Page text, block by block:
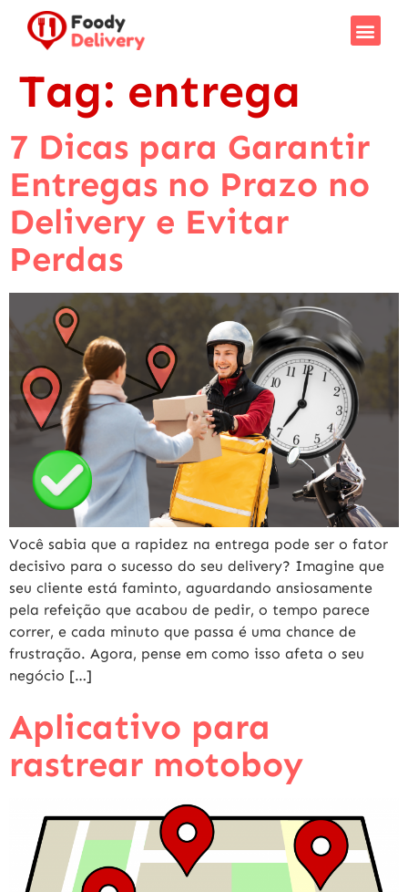
Tag: entrega
7 Dicas para Garantir
Entregas no Prazo no
Delivery e Evitar
Perdas
Você sabia que a rapidez na entrega pode ser o fator
decisivo para o sucesso do seu delivery? Imagine que
seu cliente está faminto, aguardando ansiosamente
pela refeição que acabou de pedir, o tempo parece
correr, e cada minuto que passa é uma chance de
frustração. Agora, pense em como isso afeta o seu
negócio […]
Aplicativo para
rastrear motoboy